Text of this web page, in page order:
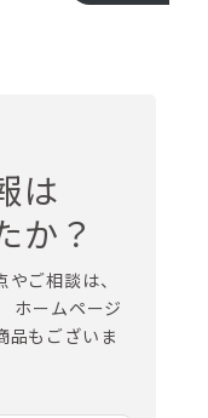
は
か？
ご相談は、
ホームページ
品もございま